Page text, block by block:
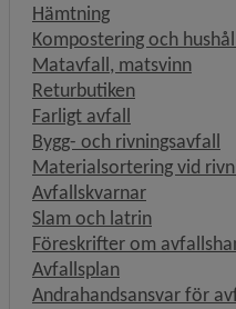
Hämtning
Kompostering och
Matavfall, matsvinn
Returbutiken
Farligt avfall
Bygg- och rivningsavfall
Materialsortering vid
Avfallskvarnar
Slam och latrin
Föreskrifter om
Avfallsplan
Andrahandsansvar för